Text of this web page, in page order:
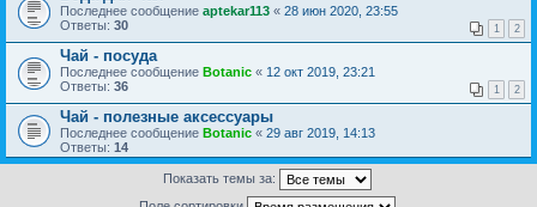
Последнее сообщение aptekar113 « 28 июн 2020, 23:55
Ответы: 30 1 2
Чай - посуда
Последнее сообщение Botanic « 12 окт 2019, 23:21
Ответы: 36 1 2
Чай - полезные аксессуары
Последнее сообщение Botanic « 29 авг 2019, 14:13
Ответы: 14
Показать темы за: